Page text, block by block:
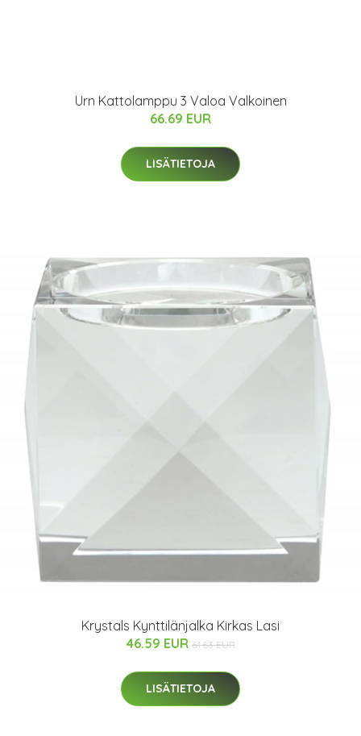
Urn Kattolamppu 3 Valoa Valkoinen
66.69 EUR
LISÄTIETOJA
Krystals Kynttilänjalka Kirkas Lasi
46.59 EUR 61.63 EUR
LISÄTIETOJA